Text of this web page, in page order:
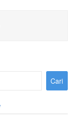
Cari